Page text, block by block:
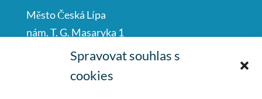
Spravovat souhlas s
cookies
Město Česká Lípa
nám. T. G. Masaryka 1
Česká Lípa